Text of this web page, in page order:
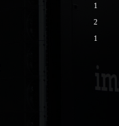
1
2
1